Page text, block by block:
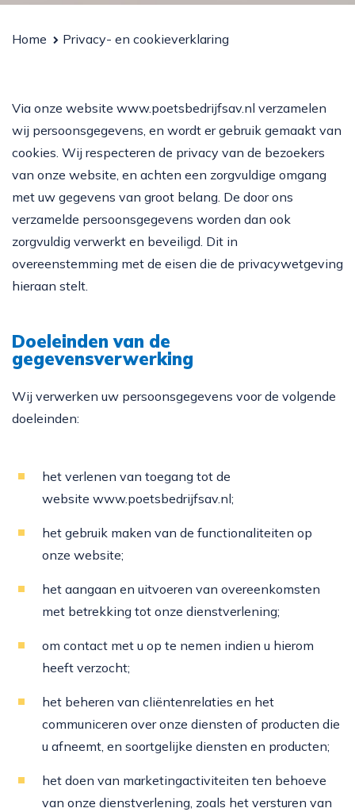
Home Privacy- en cookieverklaring
Via onze website www.poetsbedrijfsav.nl verzamelen
wij persoonsgegevens, en wordt er gebruik gemaakt van
cookies. Wij respecteren de privacy van de bezoekers
van onze website, en achten een zorgvuldige omgang
met uw gegevens van groot belang. De door ons
verzamelde persoonsgegevens worden dan ook
zorgvuldig verwerkt en beveiligd. Dit in
overeenstemming met de eisen die de privacywetgeving
hieraan stelt.
Doeleinden van de
gegevensverwerking
Wij verwerken uw persoonsgegevens voor de volgende
doeleinden:
het verlenen van toegang tot de
website www.poetsbedrijfsav.nl;
het gebruik maken van de functionaliteiten op
onze website;
het aangaan en uitvoeren van overeenkomsten
met betrekking tot onze dienstverlening;
om contact met u op te nemen indien u hierom
heeft verzocht;
het beheren van cliëntenrelaties en het
communiceren over onze diensten of producten die
u afneemt, en soortgelijke diensten en producten;
het doen van marketingactiviteiten ten behoeve
van onze dienstverlening, zoals het versturen van